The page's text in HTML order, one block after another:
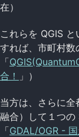
在）
これらを QGIS
すれば、市町村数
「
合！
」）
当方は、さらに
融合）して１つ
「GDAL/OGR -